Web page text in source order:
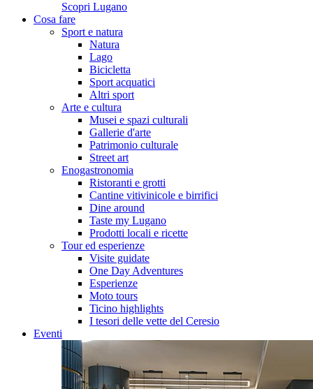
Scopri Lugano
Cosa fare
Sport e natura
Natura
Lago
Bicicletta
Sport acquatici
Altri sport
Arte e cultura
Musei e spazi culturali
Gallerie d'arte
Patrimonio culturale
Street art
Enogastronomia
Ristoranti e grotti
Cantine vitivinicole e birrifici
Dine around
Taste my Lugano
Prodotti locali e ricette
Tour ed esperienze
Visite guidate
One Day Adventures
Esperienze
Moto tours
Ticino highlights
I tesori delle vette del Ceresio
Eventi